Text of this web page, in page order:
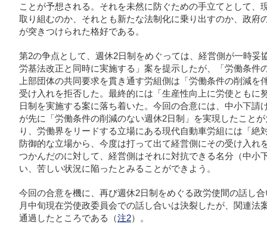
ことが予想される。それを未然に防ぐための手立てとして、
取り組むのか、それとも新たな法制化に乗り出すのか、政府
が突きつけられた格好である。
第2の争点として、週休2日制をめぐっては、経営側が一時妥
労基法改正と同時に実施する」案を提示したが、「労働条件
上部団体の共同要求を貫き通す労組側は「労働条件の削減
受け入れを拒否した。最終的には「生産性向上に労使ともに
日制を実施する案に落ち着いた。今回の合意には、中小下請
が先に「労働条件の削減のない週休2日制」を実現したこと
り、労働界をリードする立場にある現代自動車労組には「絶
防御的な立場から、今度は打って出て経営側にその受け入れ
つかんだのに対して、経営側はそれに対抗できる名分（中小
い、苦しい状況に陥ったとみることができよう。
今回の合意を機に、再び週休2日制をめぐる政労使間の話し
月中旬現在労使政委員会での話し合いは決裂したが、関連法
通過したところである（注2）。